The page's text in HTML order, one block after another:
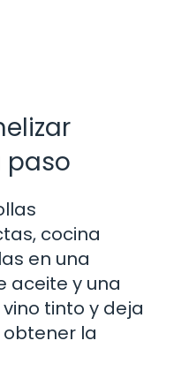
paso
cocina
en una
aceite y una
tinto y deja
la